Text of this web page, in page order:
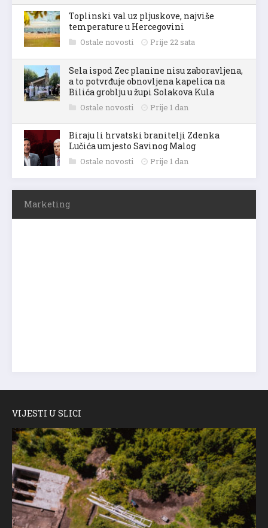
Toplinski val uz pljuskove, najviše
temperature u Hercegovini
Ostale novosti Prije 22 sata
Sela ispod Zec planine nisu zaboravljena,
a to potvrđuje obnovljena kapelica na
Bilića groblju u župi Solakova Kula
Ostale novosti Prije 1 dan
Biraju li hrvatski branitelji Zdenka
Lučića umjesto Savinog Malog
Ostale novosti Prije 1 dan
Marketing
VIJESTI U SLICI